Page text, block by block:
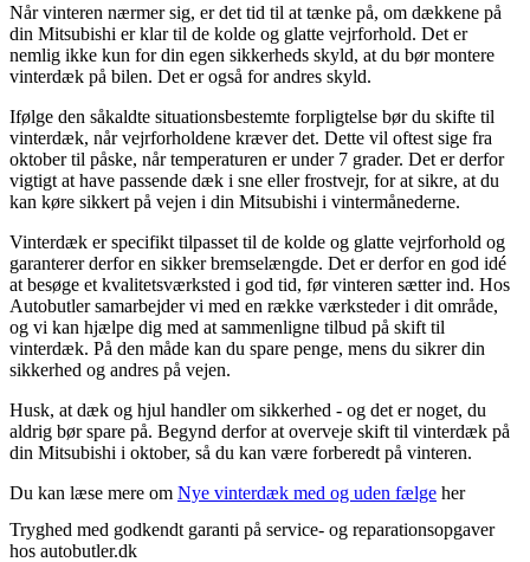
Når vinteren nærmer sig, er det tid til at tænke på, om dækkene på
din Mitsubishi er klar til de kolde og glatte vejrforhold. Det er
nemlig ikke kun for din egen sikkerheds skyld, at du bør montere
vinterdæk på bilen. Det er også for andres skyld.
Ifølge den såkaldte situationsbestemte forpligtelse bør du skifte til
vinterdæk, når vejrforholdene kræver det. Dette vil oftest sige fra
oktober til påske, når temperaturen er under 7 grader. Det er derfor
vigtigt at have passende dæk i sne eller frostvejr, for at sikre, at du
kan køre sikkert på vejen i din Mitsubishi i vintermånederne.
Vinterdæk er specifikt tilpasset til de kolde og glatte vejrforhold og
garanterer derfor en sikker bremselængde. Det er derfor en god idé
at besøge et kvalitetsværksted i god tid, før vinteren sætter ind. Hos
Autobutler samarbejder vi med en række værksteder i dit område,
og vi kan hjælpe dig med at sammenligne tilbud på skift til
vinterdæk. På den måde kan du spare penge, mens du sikrer din
sikkerhed og andres på vejen.
Husk, at dæk og hjul handler om sikkerhed - og det er noget, du
aldrig bør spare på. Begynd derfor at overveje skift til vinterdæk på
din Mitsubishi i oktober, så du kan være forberedt på vinteren.
Du kan læse mere om Nye vinterdæk med og uden fælge her
Tryghed med godkendt garanti på service- og reparationsopgaver
hos autobutler.dk